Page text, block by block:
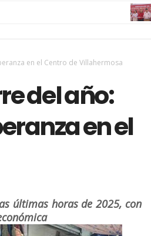
en el Centro de Villahermosa
del año:
en el
últimas horas de 2025, con